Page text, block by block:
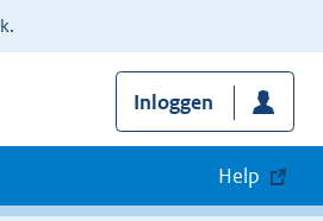
Inloggen
Help